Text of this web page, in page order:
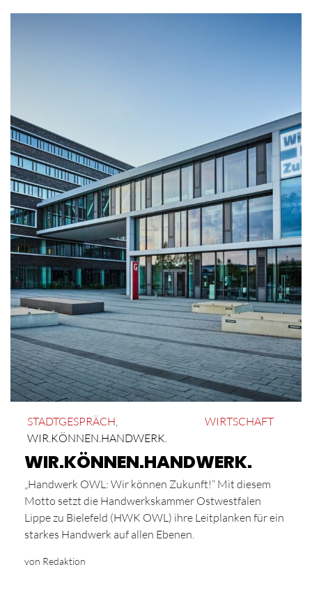
STADTGESPRÄCH, WIRTSCHAFT
WIR.KÖNNEN.HANDWERK.
WIR.KÖNNEN.HANDWERK.
„Handwerk OWL: Wir können Zukunft!“ Mit diesem
Motto setzt die Handwerkskammer Ostwestfalen
Lippe zu Bielefeld (HWK OWL) ihre Leitplanken für ein
starkes Handwerk auf allen Ebenen.
von Redaktion